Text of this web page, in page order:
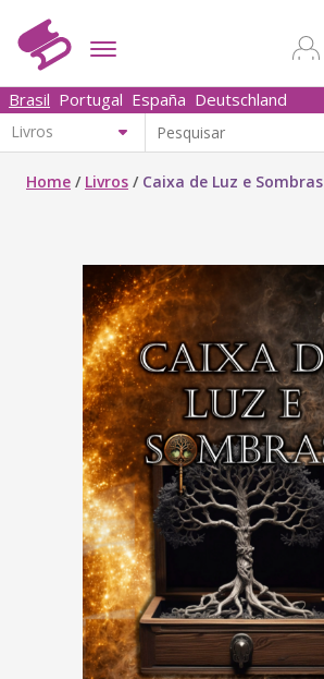
Brasil Portugal España Deutschland
Home / Livros / Caixa de Luz e Sombras